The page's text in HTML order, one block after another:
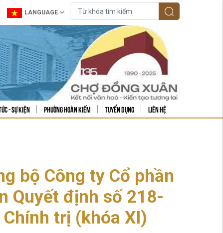
LANGUAGE
- sự kiện Phường Hoàn Kiếm Tuyển dụng Liên hệ
bộ Công ty Cổ phần
Quyết định số 218-
trị (khóa XI)